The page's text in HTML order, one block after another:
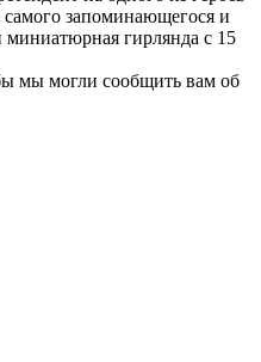
запоминающегося и
гирлянда с 15
мы могли сообщить вам об